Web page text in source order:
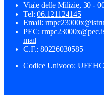
Viale delle Milizie, 30 -
Tel: 06.121124145
Email:
PEC:
mail
C.F.: 80226030585
Codice Univoco: